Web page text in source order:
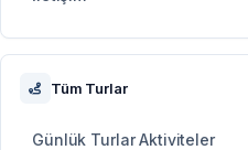
Tüm Turlar
Günlük Turlar Aktiviteler